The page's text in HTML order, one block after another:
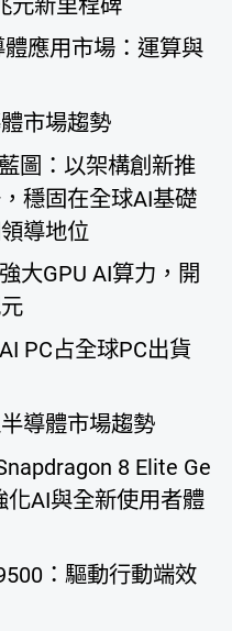
元新里程碑
應用市場：運算與
市場趨勢
圖：以架構創新推
穩固在全球AI基礎
導地位
大GPU AI算力，開
PC占全球PC出貨
導體市場趨勢
8 Elite Ge
化AI與全新使用者體
：驅動行動端效